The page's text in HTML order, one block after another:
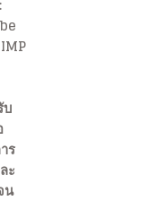
ร
ะ
น